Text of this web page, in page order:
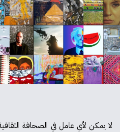
لا يمكن لأي عامل في الصحافة